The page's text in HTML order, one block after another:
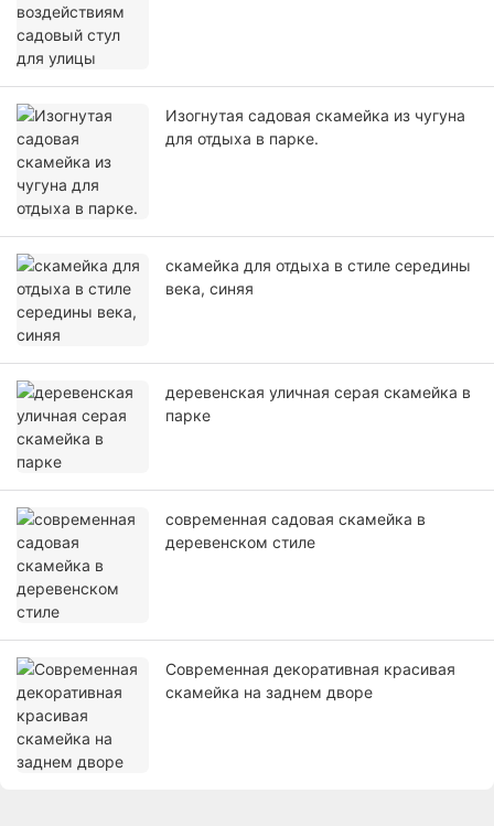
Изогнутая садовая скамейка из чугуна
для отдыха в парке.
скамейка для отдыха в стиле середины
века, синяя
деревенская уличная серая скамейка в
парке
современная садовая скамейка в
деревенском стиле
Современная декоративная красивая
скамейка на заднем дворе